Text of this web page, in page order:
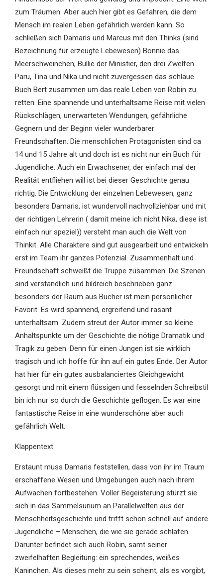
zum Träumen. Aber auch hier gibt es Gefahren, die dem
Mensch im realen Leben gefährlich werden kann. So
schließen sich Damaris und Marcus mit den Thinks (sind
Bezeichnung für erzeugte Lebewesen) Bonnie das
Meerschweinchen, Bullie der Ministier, den drei Zwelfen
Paru, Tina und Nika und nicht zuvergessen das schlaue
Buch Bert zusammen um das reale Leben von Robin zu
retten. Eine spannende und unterhaltsame Reise mit vielen
Rückschlägen, unerwarteten Wendungen, gefährliche
Gegnern und der Beginn vieler wunderbarer
Freundschaften. Die menschlichen Protagonisten sind ca
14 und 15 Jahre alt und doch ist es nicht nur ein Buch für
Jugendliche. Auch ein Erwachsener, der einfach mal der
Realität entfliehen will ist bei dieser Geschichte genau
richtig. Die Entwicklung der einzelnen Lebewesen, ganz
besonders Damaris, ist wundervoll nachvollziehbar und mit
der richtigen Lehrerin ( damit meine ich nicht Nika, diese ist
einfach nur speziel)) versteht man auch die Welt von
Thinkit. Alle Charaktere sind gut ausgearbeit und entwickeln
erst im Team ihr ganzes Potenzial. Zusammenhalt und
Freundschaft schweißt die Truppe zusammen. Die Szenen
sind verständlich und bildreich beschrieben ganz
besonders der Raum aus Bücher ist mein persönlicher
Favorit. Es wird spannend, ergreifend und rasant
unterhaltsam. Zudem streut der Autor immer so kleine
Anhaltspunkte um der Geschichte die nötige Dramatik und
Tragik zu geben. Denn für einen Jungen ist sie wirklich
tragisch und ich hoffe für ihn auf ein gutes Ende. Der Autor
hat hier für ein gutes ausbalanciertes Gleichgewicht
gesorgt und mit einem flüssigen und fesselnden Schreibstil
bin ich nur so durch die Geschichte geflogen. Es war eine
fantastische Reise in eine wunderschöne aber auch
gefährlich Welt.
Klappentext
Erstaunt muss Damaris feststellen, dass von ihr im Traum
erschaffene Wesen und Umgebungen auch nach ihrem
Aufwachen fortbestehen. Voller Begeisterung stürzt sie
sich in das Sammelsurium an Parallelwelten aus der
Menschheitsgeschichte und trifft schon schnell auf andere
Jugendliche – Menschen, die wie sie gerade schlafen.
Darunter befindet sich auch Robin, samt seiner
zweifelhaften Begleitung: ein sprechendes, weißes
Kaninchen. Als dieses mehr zu sein scheint, als es vorgibt,